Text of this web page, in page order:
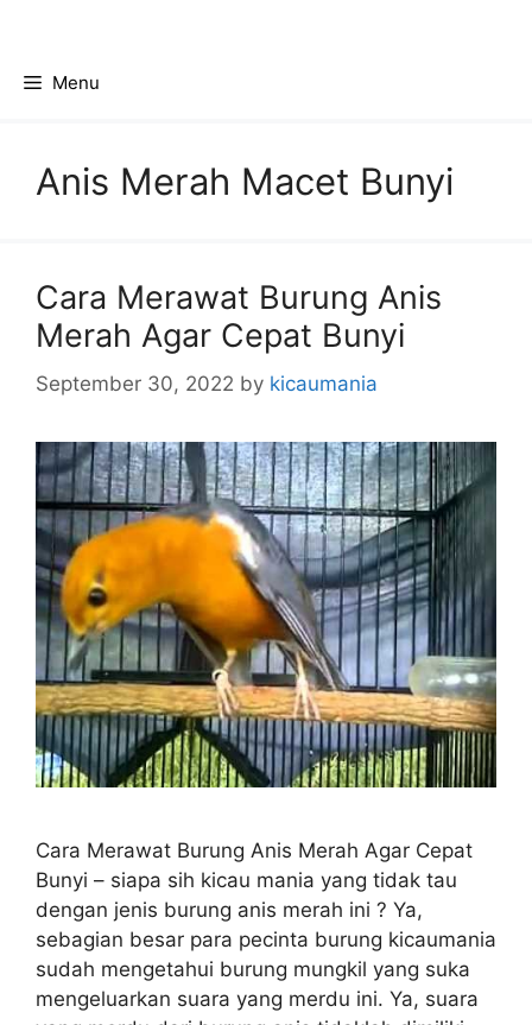
contentMenu
Anis Merah Macet Bunyi
Cara Merawat Burung Anis
Merah Agar Cepat Bunyi
September 30, 2022 by kicaumania
Cara Merawat Burung Anis Merah Agar Cepat
Bunyi – siapa sih kicau mania yang tidak tau
dengan jenis burung anis merah ini ? Ya,
sebagian besar para pecinta burung kicaumania
sudah mengetahui burung mungkil yang suka
mengeluarkan suara yang merdu ini. Ya, suara